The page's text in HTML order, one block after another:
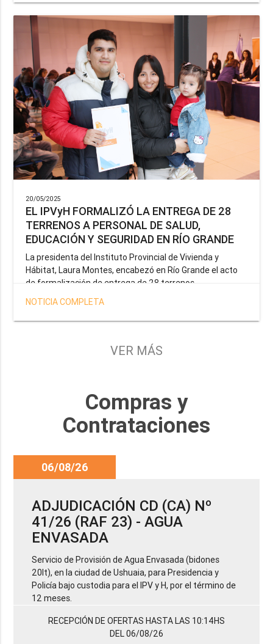
20/05/2025
EL IPVyH FORMALIZÓ LA ENTREGA DE 28
TERRENOS A PERSONAL DE SALUD,
EDUCACIÓN Y SEGURIDAD EN RÍO GRANDE
La presidenta del Instituto Provincial de Vivienda y
Hábitat, Laura Montes, encabezó en Río Grande el acto
de formalización de entrega de 28 terrenos
correspondientes a la operatoria especial anunciada por
el Gobernador Gustavo Melella, la cual tiene como
objetivo brindar una solución habitacional a docentes,
Provincia y del Servicio Penitenciario.
NOTICIA COMPLETA
VER MÁS
Compras y
Contrataciones
06/08/26
ADJUDICACIÓN CD (CA) Nº
41/26 (RAF 23) - AGUA
ENVASADA
Servicio de Provisión de Agua Envasada (bidones
20lt), en la ciudad de Ushuaia, para Presidencia y
Policía bajo custodia para el IPV y H, por el término de
12 meses.
RECEPCIÓN DE OFERTAS HASTA LAS 10:14HS
DEL 06/08/26